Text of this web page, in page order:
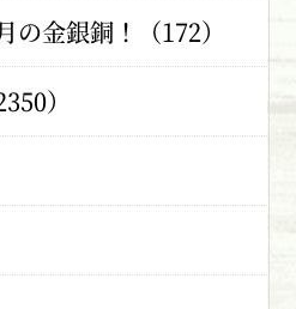
金銀銅！（172）
）